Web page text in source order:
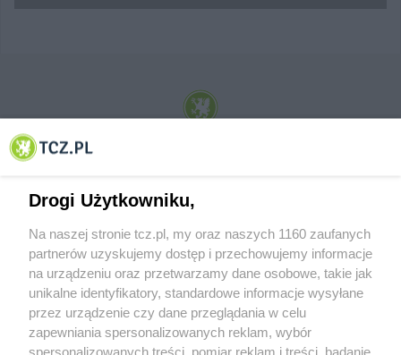
© 2001-2026 Tczew - TCZ.PL Sp. z o.o. Internetowy Serwis Informacyjny Miasta
O FIRMIE POLITYKA PRYWATNOŚCI HOSTING
Drogi Użytkowniku,
Na naszej stronie tcz.pl, my oraz naszych 1160 zaufanych
partnerów uzyskujemy dostęp i przechowujemy informacje
na urządzeniu oraz przetwarzamy dane osobowe, takie jak
unikalne identyfikatory, standardowe informacje wysyłane
przez urządzenie czy dane przeglądania w celu
zapewniania spersonalizowanych reklam, wybór
spersonalizowanych treści, pomiar reklam i treści, badanie